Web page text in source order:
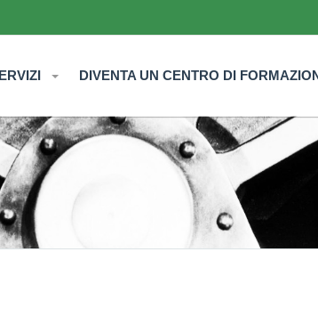
DIVENTA UN CENTRO DI